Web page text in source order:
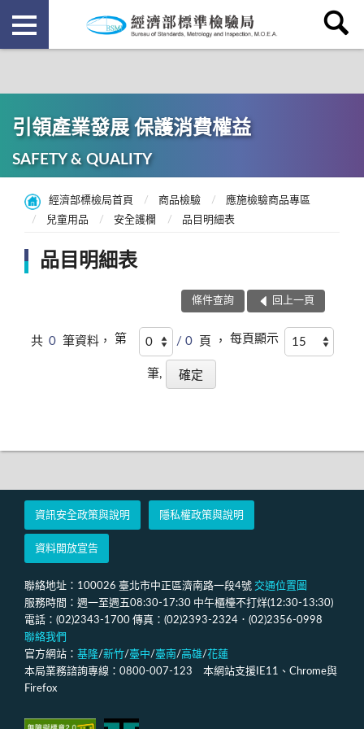
引領產業發展 保護消費權益
SAFETY & QUALITY
經濟部標檢局首頁 商品檢驗
應施檢驗商品專區
兒童用品
安全護欄 品目明細表
品目明細表
條件查詢 回上一頁
共 0 筆資料， 第 / 0 頁 ， 每頁顯示
筆,
資訊安全政策與說明 隱私權政策與說明
資料開放宣告
聯絡地址：100026 臺北市中正區濟南路一段4號 交通位置圖
服務時間：週一至週五08:30-17:30 中午櫃檯不打烊(12:30-13:30)
電話：(02)2343-1700 傳真：(02)2393-2324．(02)2356-0998
聯絡我們
官方網站： 基隆/新竹/臺中/臺南/高雄/花蓮
本局業務諮詢專線：0800-007-123 本網站支援IE11、Chrome與
Firefox